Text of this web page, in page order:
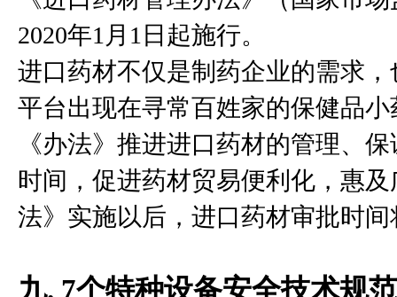
2020年1月1日起施行。
进口药材不仅是制药企业的需求
平台出现在寻常百姓家的保健品小
《办法》推进进口药材的管理、
时间，促进药材贸易便利化，惠
法》实施以后，进口药材审批时
九. 7个特种设备安全技术规